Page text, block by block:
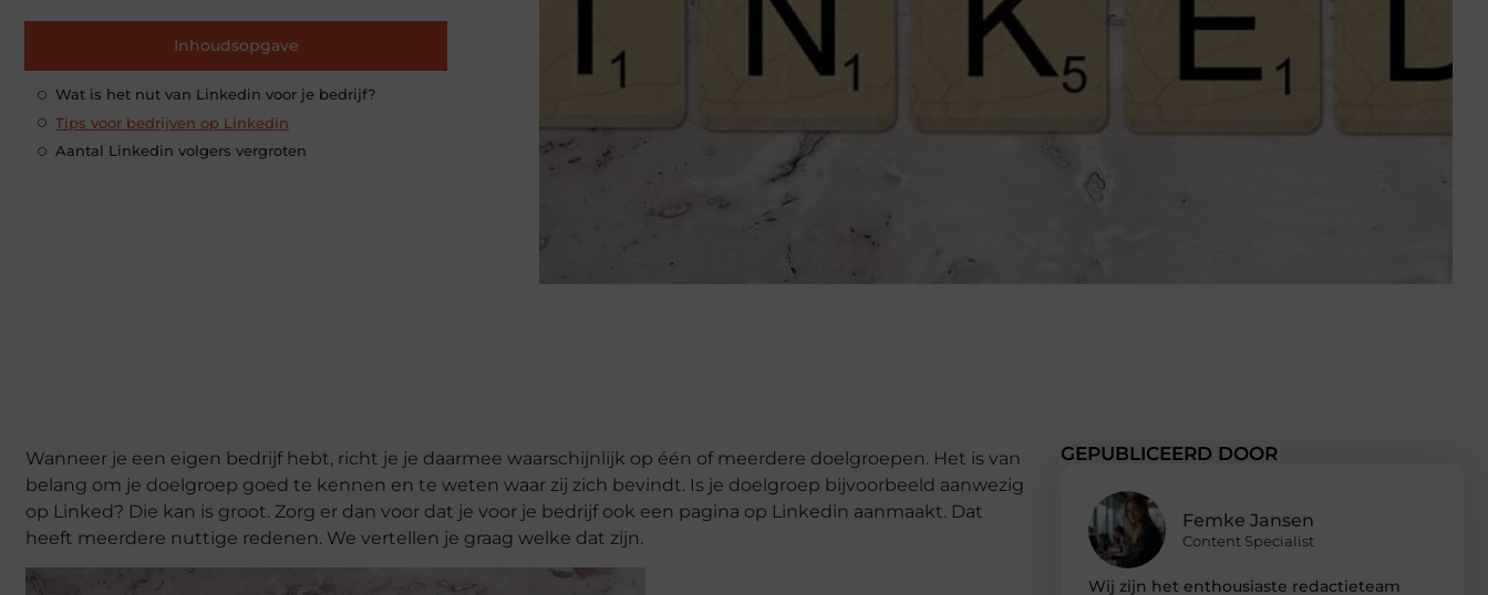
Inhoudsopgave
Wat is het nut van Linkedin voor je bedrijf?
Tips voor bedrijven op Linkedin
Aantal Linkedin volgers vergroten
Wanneer je een eigen bedrijf hebt, richt je je daarmee waarschijnlijk op één of meerdere doelgroepen. Het is van
belang om je doelgroep goed te kennen en te weten waar zij zich bevindt. Is je doelgroep bijvoorbeeld aanwezig
op Linked? Die kan is groot. Zorg er dan voor dat je voor je bedrijf ook een pagina op Linkedin aanmaakt. Dat
heeft meerdere nuttige redenen. We vertellen je graag welke dat zijn.
GEPUBLICEERD DOOR
Femke Jansen
Content Specialist
Wij zijn het enthousiaste redactieteam